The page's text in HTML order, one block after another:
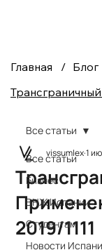
Главная / Блог
Все статьи
Бизнес
ВНЖ Испании
Студентам
Новости
Все статьи
2019/1111
vissumlex1